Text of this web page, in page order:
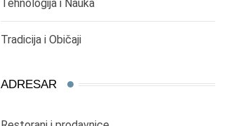
Tehnologija i Nauka
Tradicija i Običaji
ADRESAR